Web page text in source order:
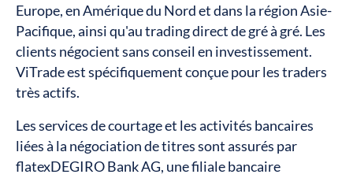
Europe, en Amérique du Nord et dans la région Asie-
Pacifique, ainsi qu'au trading direct de gré à gré. Les
clients négocient sans conseil en investissement.
ViTrade est spécifiquement conçue pour les traders
très actifs.
Les services de courtage et les activités bancaires
liées à la négociation de titres sont assurés par
flatexDEGIRO Bank AG, une filiale bancaire